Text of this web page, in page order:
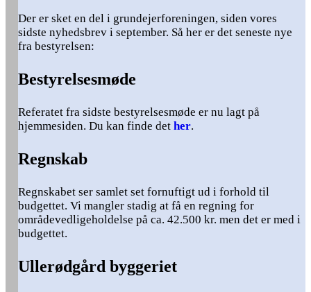
Der er sket en del i grundejerforeningen, siden vores
sidste nyhedsbrev i september. Så her er det seneste nye
fra bestyrelsen:
Bestyrelsesmøde
Referatet fra sidste bestyrelsesmøde er nu lagt på
hjemmesiden. Du kan finde det her.
Regnskab
Regnskabet ser samlet set fornuftigt ud i forhold til
budgettet. Vi mangler stadig at få en regning for
områdevedligeholdelse på ca. 42.500 kr. men det er med i
budgettet.
Ullerødgård byggeriet